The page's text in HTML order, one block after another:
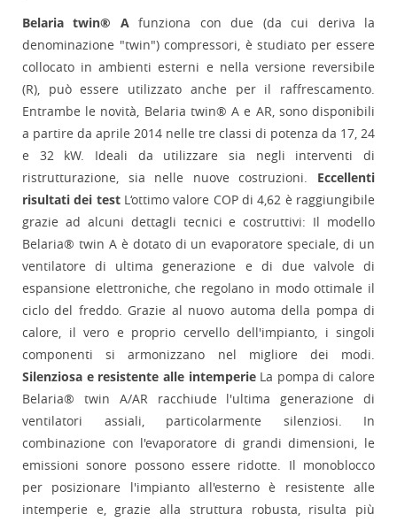
Belaria twin® Afunziona con due (da cui deriva la
denominazione "twin") compressori, è studiato per essere
collocato in ambienti esterni e nella versione reversibile
(R), può essere utilizzato anche per il raffrescamento.
Entrambe le novità, Belaria twin® A e AR, sono disponibili
a partire da aprile 2014 nelle tre classi di potenza da 17, 24
e 32 kW. Ideali da utilizzare sia negli interventi di
ristrutturazione, sia nelle nuove costruzioni. Eccellenti
risultati dei testL‘ottimo valore COP di 4,62 è raggiungibile
grazie ad alcuni dettagli tecnici e costruttivi: Il modello
Belaria® twin A è dotato di un evaporatore speciale, di un
ventilatore di ultima generazione e di due valvole di
espansione elettroniche, che regolano in modo ottimale il
ciclo del freddo. Grazie al nuovo automa della pompa di
calore, il vero e proprio cervello dell'impianto, i singoli
componenti si armonizzano nel migliore dei modi.
Silenziosa e resistente alle intemperieLa pompa di calore
Belaria® twin A/AR racchiude l'ultima generazione di
ventilatori assiali, particolarmente silenziosi. In
combinazione con l'evaporatore di grandi dimensioni, le
emissioni sonore possono essere ridotte. Il monoblocco
per posizionare l'impianto all'esterno è resistente alle
intemperie e, grazie alla struttura robusta, risulta più